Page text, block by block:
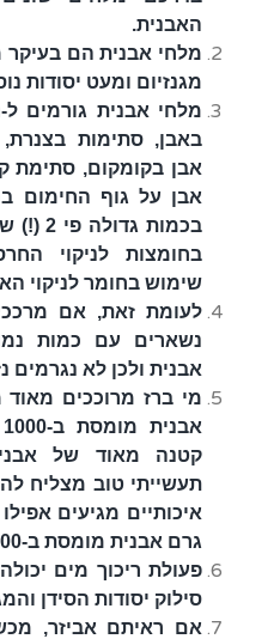
האבנית.
מלחי אבנית הם בעיקר
מגנזיום ומעט יסודות
מלחי אבנית גורמים
באבן, סתימות
אבן בקומקום, סתימת
אבן על גוף החימום
בכמות
בחומצות לניקוי
שימוש בחומר לניקוי
לעומת זאת, אם
נשארים עם כמות
אבנית ולכן לא נגרמים
מי ברז מרוככים מאוד
קטנה מאוד של
תעשייתי טוב מצליח
גרם אבנית מומסת ב-1000 ליטר מים.
פעולת ריכוך מים
סילוק יסודות הסידן
אם ראיתם אביזר,